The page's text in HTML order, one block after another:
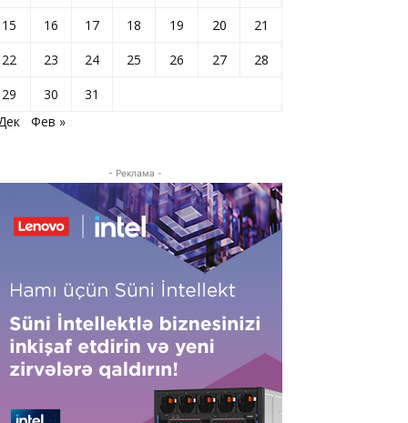
15
16 17 18 19 20
21
22
23 24 25 26 27
28
29
30
31
Фев »
- Реклама -